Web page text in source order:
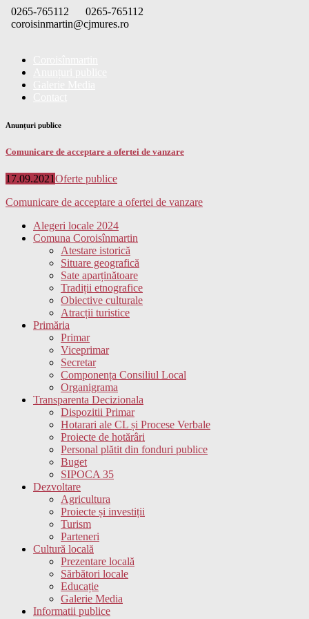
Skip
to
0265-765112
0265-765112
coroisinmartin@cjmures.ro
Anunțuri publice
Comunicare de acceptare a ofertei de vanzare
Posted
17.09.2021Categories
Oferte publice
Comunicare de acceptare a ofertei de vanzare
Alegeri locale 2024
Comuna Coroisînmartin
Atestare istorică
Situare geografică
Sate aparținătoare
Tradiții etnografice
Obiective culturale
Atracții turistice
Primăria
Primar
Viceprimar
Secretar
Componența Consiliul Local
Organigrama
Transparenta Decizionala
Dispozitii Primar
Hotarari ale CL și Procese Verbale
Proiecte de hotărâri
Personal plătit din fonduri publice
Buget
SIPOCA 35
Dezvoltare
Agricultura
Proiecte și investiții
Turism
Parteneri
Cultură locală
Prezentare locală
Sărbători locale
Educație
Galerie Media
Informatii publice